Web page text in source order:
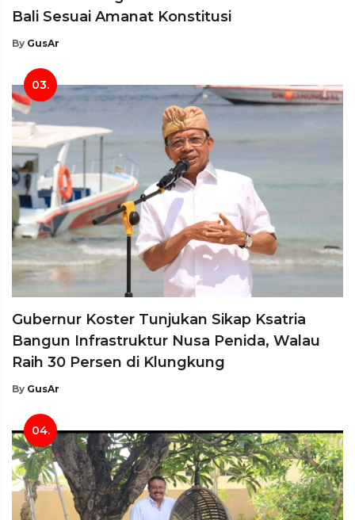
Bali Sesuai Amanat Konstitusi
By GusAr
03.
Gubernur Koster Tunjukan Sikap Ksatria
Bangun Infrastruktur Nusa Penida, Walau
Raih 30 Persen di Klungkung
By GusAr
04.